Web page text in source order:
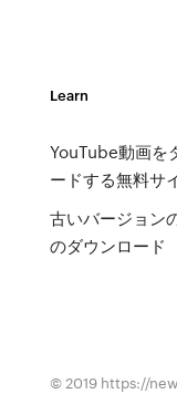
Learn
YouTube動画を
ードする無料サ
古いバージョン
のダウンロード
© 2019 https://